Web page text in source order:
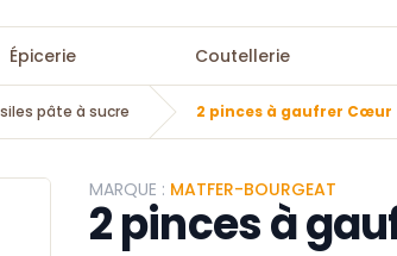
Épicerie Coutellerie
pâte à sucre 2 pinces à gaufrer Cœur
MARQUE : MATFER-BOURGEAT
2 pinces à